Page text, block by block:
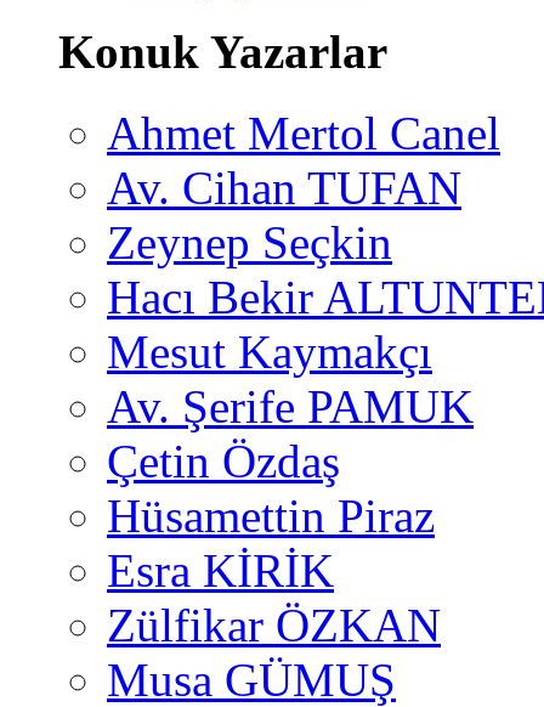
Konuk Yazarlar
Ahmet Mertol Canel
Av. Cihan TUFAN
Zeynep Seçkin
Hacı Bekir
Mesut Kaymakçı
Av. Şerife PAMUK
Çetin Özdaş
Hüsamettin Piraz
Esra KİRİK
Zülfikar ÖZKAN
Musa GÜMUŞ